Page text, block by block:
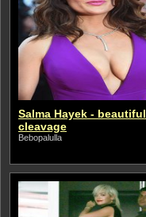
Salma Hayek - beautiful
cleavage
Bebopalulla